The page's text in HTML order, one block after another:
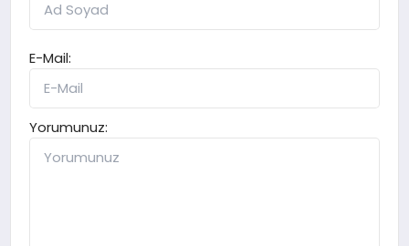
E-Mail:
Yorumunuz: